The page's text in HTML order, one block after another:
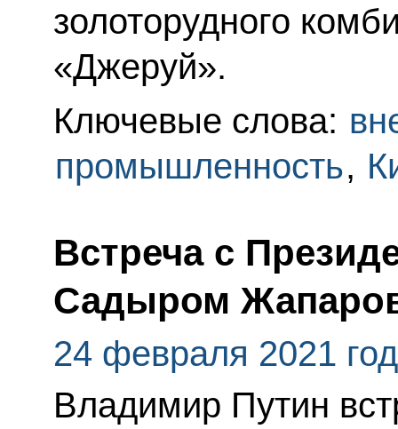
золоторудного
«Джеруй».
Ключевые слова:
промышленность,
Встреча с
Садыром
24 февраля 2021
Владимир Путин